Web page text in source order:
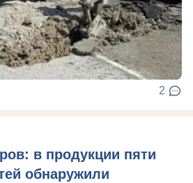
2
в продукции пяти
обнаружили